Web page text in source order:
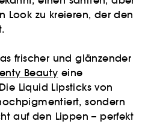
Look zu kreieren, der den
frischer und glänzender
Beauty eine
Liquid Lipsticks von
sondern
auf den Lippen – perfekt